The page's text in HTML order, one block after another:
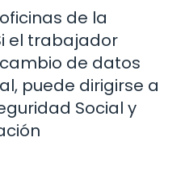
de la
el trabajador
de datos
puede dirigirse a
Social y